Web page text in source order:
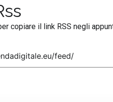
copiare il link RSS negli